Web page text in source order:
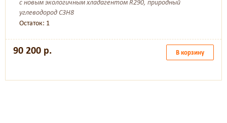
с новым экологичным хладагентом R290, природный
углеводород C3H8
Остаток: 1
90 200 р. В корзину